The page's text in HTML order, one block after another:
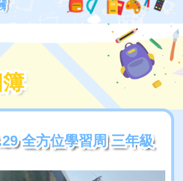
全方位學習周 三年級
全方位學習周 三年級